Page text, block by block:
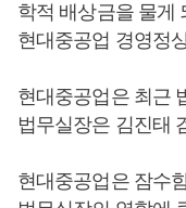
학적 배상금을 물게
현대중공업 경영정
현대중공업은 최근
법무실장은 김진태
현대중공업은 잠수